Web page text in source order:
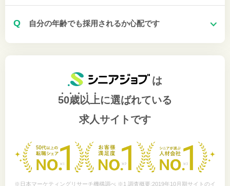
Q 自分の年齢でも採用されるか心配です
は
50歳以上に選ばれている
求人サイトです
※日本マーケティングリサーチ機構調べ ※1 調査概要:2019年10月期サイトのイ